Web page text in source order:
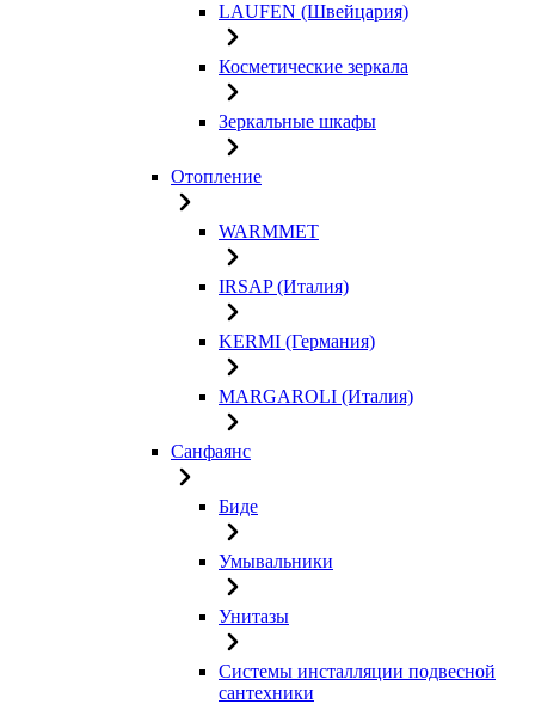
LAUFEN (Швейцария)
Косметические зеркала
Зеркальные шкафы
Отопление
WARMMET
IRSAP (Италия)
KERMI (Германия)
MARGAROLI (Италия)
Санфаянс
Биде
Умывальники
Унитазы
Системы инсталляции подвесной
сантехники